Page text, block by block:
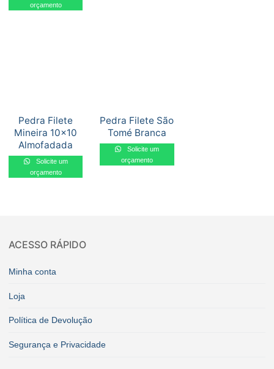
orçamento
Pedra Filete
Mineira 10×10
Almofadada
Solicite um
orçamento
Pedra Filete São
Tomé Branca
Solicite um
orçamento
ACESSO RÁPIDO
Minha conta
Loja
Política de Devolução
Segurança e Privacidade